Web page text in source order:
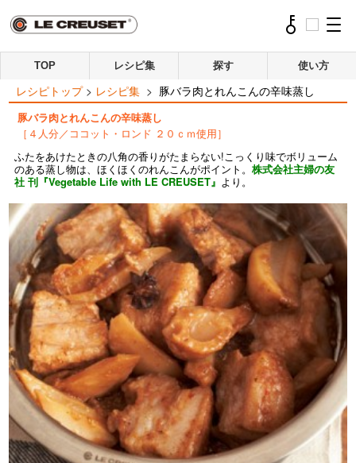
TOP レシピ集 探す 使い方
レシピトップ > レシピ集 > 豚バラ肉とれんこんの辛味蒸し
豚バラ肉とれんこんの辛味蒸し
［４人分／ココット・ロンド ２０ｃｍ使用］
ふたをあけたときの八角の香りがたまらない!こっくり味でボリューム
のある蒸し物は、ほくほくのれんこんがポイント。 株式会社主婦の友
社 刊『Vegetable Life with LE CREUSET』 より。